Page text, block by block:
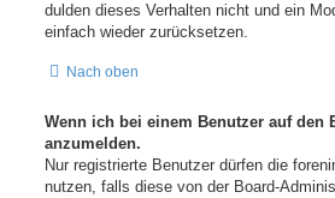
dulden dieses Verhalten nicht und ein
einfach wieder zurücksetzen.
Nach oben
Wenn ich bei einem Benutzer auf
anzumelden.
Nur registrierte Benutzer dürfen die
nutzen, falls diese von der Board-